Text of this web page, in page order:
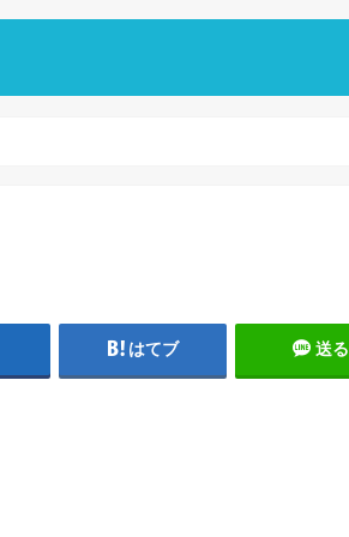
はてブ 送る